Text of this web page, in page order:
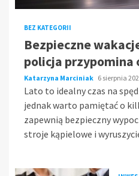
BEZ KATEGORII
Bezpieczne
policja przypomina
Katarzyna Marciniak 6 sierpnia
Lato to idealny czas na
jednak warto pamiętać o
zapewnią bezpieczny
stroje kąpielowe i